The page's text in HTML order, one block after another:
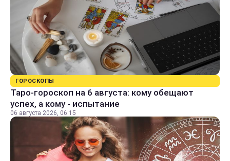
ГОРОСКОПЫ
Таро-гороскоп на 6 августа: кому обещают
успех, а кому - испытание
06 августа 2026, 06:15